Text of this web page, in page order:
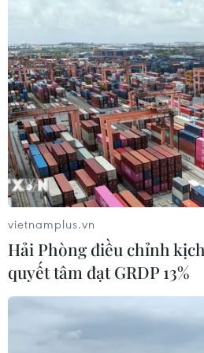
Tin liên quan
Bất chấp giá giảm sâu, nông
ạt trồng tiêu
03/05/2017 11:01
Hiện nay, giá hồ tiêu ở các tỉnh Tây
97.000-98.000 đồng/kg, nhưng nông dân
mở rộng diện tích.
vietnamplus.vn
Hải Phòng điều chỉnh
quyết tâm đạt GRDP 13%